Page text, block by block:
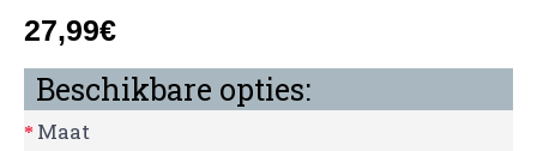
27,99€
Beschikbare opties:
Maat